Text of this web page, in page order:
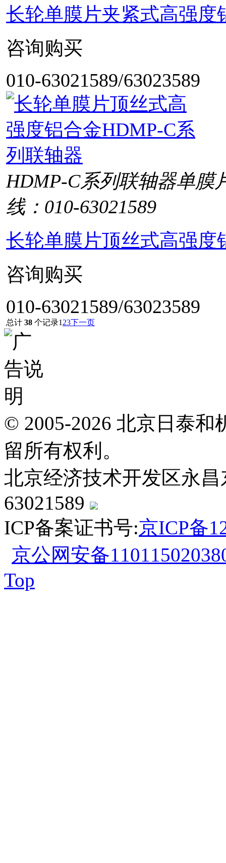
长轮单膜片夹紧式高强度
咨询购买
010-63021589/63023589
HDMP-C系列联轴器单膜
线：010-63021589
长轮单膜片顶丝式高强度
咨询购买
010-63021589/63023589
总计 38 个记录1 23下一页
© 2005-2026 北京日泰
留所有权利。
北京经济技术开发区永
63021589
ICP备案证书号:京ICP备
京公网安备
Top